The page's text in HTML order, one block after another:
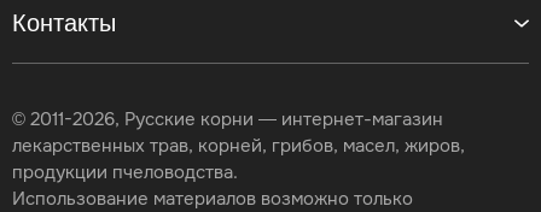
Контакты
© 2011-2026, Русские корни — интернет-магазин
лекарственных трав, корней, грибов, масел, жиров,
продукции пчеловодства.
Использование материалов возможно только